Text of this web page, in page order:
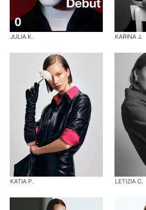
JULIA K. KARINA J.
KATIA P. LETIZIA C.